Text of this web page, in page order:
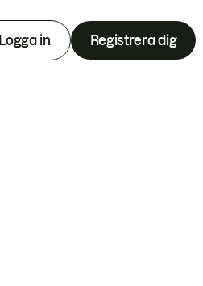
Logga in Registrera dig